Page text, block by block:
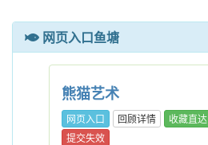
网页入口鱼塘
熊猫艺术
网页入口 回顾详情
收藏直达
提交失效